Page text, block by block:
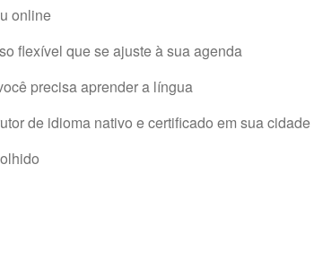
online
flexível que se ajuste à sua agenda
precisa aprender a língua
de idioma nativo e certificado em sua